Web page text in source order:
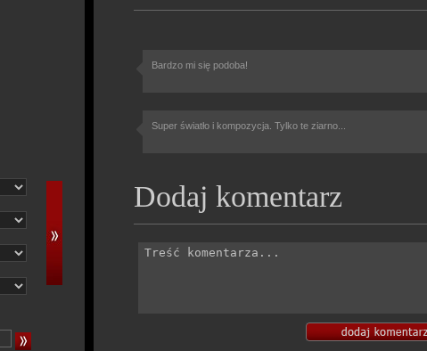
Bardzo mi się podoba!
Super światło i kompozycja. Tylko te ziarno...
Dodaj komentarz